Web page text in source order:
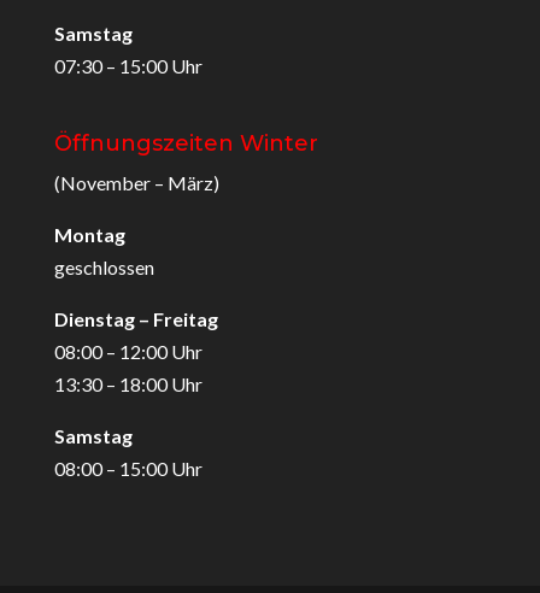
Samstag
07:30 – 15:00 Uhr
Öffnungszeiten Winter
(November – März)
Montag
geschlossen
Dienstag – Freitag
08:00 – 12:00 Uhr
13:30 – 18:00 Uhr
Samstag
08:00 – 15:00 Uhr